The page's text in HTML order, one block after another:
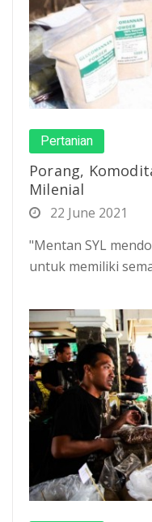
Pertanian
Porang,
Milenial
22 June 2021
"Mentan SYL
untuk memiliki